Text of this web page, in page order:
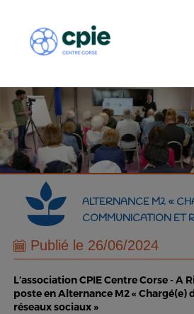
ALTERNANCE M2 «
COMMUNICATION ET
Publié le 26/06/2024
L’association CPIE Centre Corse - A
poste en Alternance M2 «
réseaux sociaux »